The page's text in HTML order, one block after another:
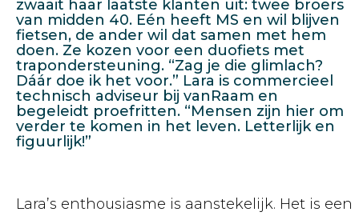
zwaait haar laatste klanten uit: twee broers
van midden 40. Eén heeft MS en wil blijven
fietsen, de ander wil dat samen met hem
doen. Ze kozen voor een duofiets met
trapondersteuning. “Zag je die glimlach?
Dáár doe ik het voor.” Lara is commercieel
technisch adviseur bij vanRaam en
begeleidt proefritten. “Mensen zijn hier om
verder te komen in het leven. Letterlijk en
figuurlijk!”
Lara’s enthousiasme is aanstekelijk. Het is een